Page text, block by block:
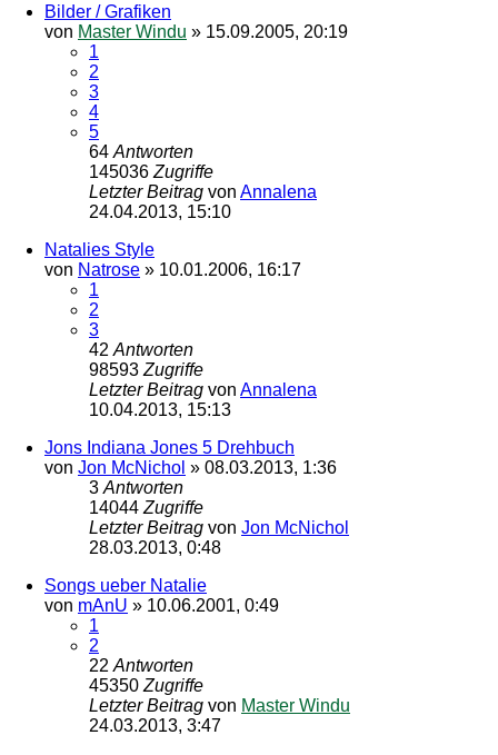
Bilder / Grafiken
von Master Windu » 15.09.2005, 20:19
1
2
3
4
5
64 Antworten
145036 Zugriffe
Letzter Beitrag von Annalena
24.04.2013, 15:10
Natalies Style
von Natrose » 10.01.2006, 16:17
1
2
3
42 Antworten
98593 Zugriffe
Letzter Beitrag von Annalena
10.04.2013, 15:13
Jons Indiana Jones 5 Drehbuch
von Jon McNichol » 08.03.2013, 1:36
3 Antworten
14044 Zugriffe
Letzter Beitrag von Jon McNichol
28.03.2013, 0:48
Songs ueber Natalie
von mAnU » 10.06.2001, 0:49
1
2
22 Antworten
45350 Zugriffe
Letzter Beitrag von Master Windu
24.03.2013, 3:47